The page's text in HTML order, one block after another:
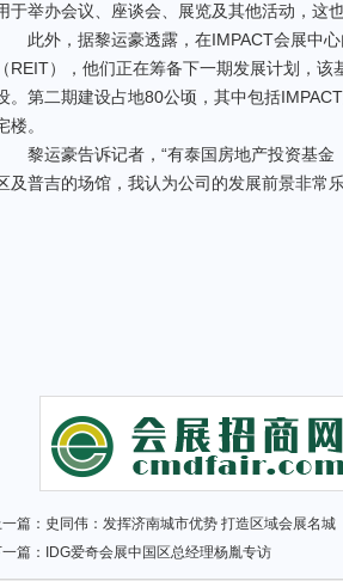
于举办会议、座谈会、展览及其他活动，这
此外，据黎运豪透露，在IMPACT会展中心
（REIT），他们正在筹备下一期发展计划，
。第二期建设占地80公顷，其中包括
楼。
黎运豪告诉记者，“有泰国房地产投资基金
及普吉的场馆，我认为公司的发展前景非常
篇： 史同伟：发挥济南城市优势 打造区域会展名城
篇：
IDG爱奇会展中国区总经理杨胤专访